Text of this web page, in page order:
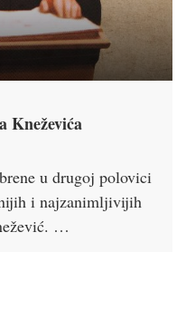
Kneževića
u drugoj polovici
i najzanimljivijih
…